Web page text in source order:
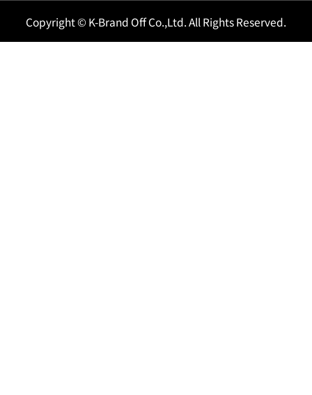
Copyright © K-Brand Off Co.,Ltd. All Rights Reserved.